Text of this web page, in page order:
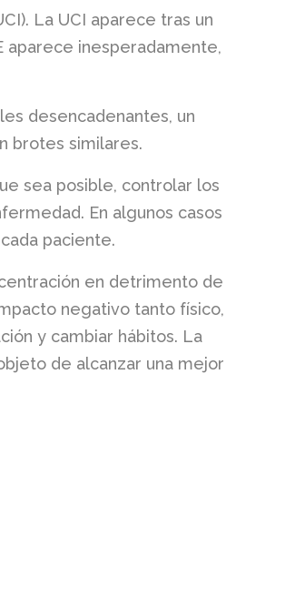
La UCI aparece tras un
aparece inesperadamente,
desencadenantes, un
brotes similares.
sea posible, controlar los
En algunos casos
paciente.
en detrimento de
negativo tanto físico,
y cambiar hábitos. La
de alcanzar una mejor